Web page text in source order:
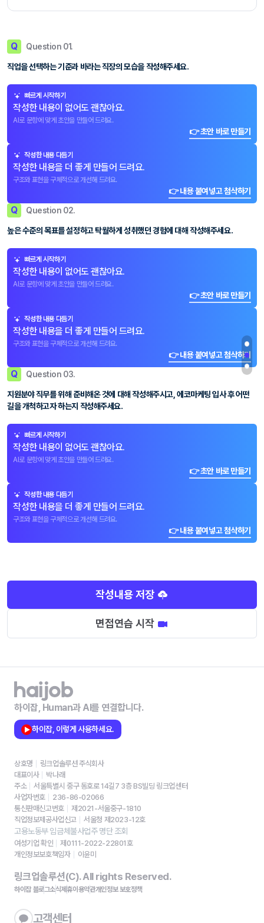
Q Question 01.
직업을 선택하는 기준과 바라는 직장의 모습을 작성해주세요.
빠르게 시작하기
작성한 내용이 없어도 괜찮아요.
AI로 문항에 맞게 초안을 만들어 드려요.
👉 초안 바로 만들기
작성한 내용 다듬기
작성한 내용을 더 좋게 만들어 드려요.
구조와 표현을 구체적으로 개선해 드려요.
👉 내용 붙여넣고 첨삭하기
Q Question 02.
높은 수준의 목표를 설정하고 탁월하게 성취했던 경험에 대해 작성해주세요.
빠르게 시작하기
작성한 내용이 없어도 괜찮아요.
AI로 문항에 맞게 초안을 만들어 드려요.
👉 초안 바로 만들기
작성한 내용 다듬기
작성한 내용을 더 좋게 만들어 드려요.
구조와 표현을 구체적으로 개선해 드려요.
👉 내용 붙여넣고 첨삭하기
Q Question 03.
지원분야 직무를 위해 준비해온 것에 대해 작성해주시고, 에코마케팅 입사 후 어떤
길을 개척하고자 하는지 작성해주세요.
빠르게 시작하기
작성한 내용이 없어도 괜찮아요.
AI로 문항에 맞게 초안을 만들어 드려요.
👉 초안 바로 만들기
작성한 내용 다듬기
작성한 내용을 더 좋게 만들어 드려요.
구조와 표현을 구체적으로 개선해 드려요.
👉 내용 붙여넣고 첨삭하기
작성내용 저장
면접연습 시작
하이잡, Human과 AI를 연결합니다.
하이잡, 이렇게 사용하세요.
상호명
링크업솔루션 주식회사
대표이사
박나래
주소
서울특별시 중구 동호로 14길7 3층 BS빌딩 링크업센터
사업자번호
236-86-02066
통신판매신고번호
제2021-서울중구-1810
직업정보제공사업신고
서울청 제2023-12호
고용노동부 임금체불사업주 명단 조회
여성기업 확인
제0111-2022-22801호
개인정보보호책임자
이윤미
링크업솔루션(C). All rights Reserved.
하이잡 블로그소식제휴이용약관개인정보 보호정책
고객센터